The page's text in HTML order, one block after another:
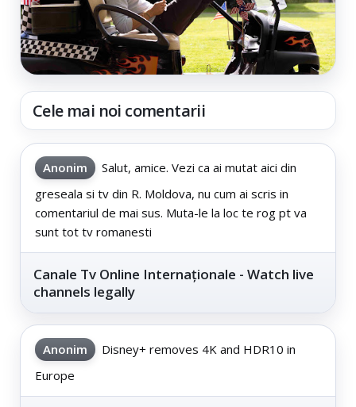
Cele mai noi comentarii
Anonim
Salut, amice. Vezi ca ai mutat aici din
greseala si tv din R. Moldova, nu cum ai scris in
comentariul de mai sus. Muta-le la loc te rog pt va
sunt tot tv romanesti
Canale Tv Online Internaționale - Watch live
channels legally
Anonim
Disney+ removes 4K and HDR10 in
Europe